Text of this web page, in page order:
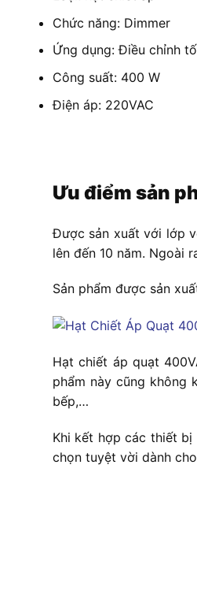
Chức năng: Dimmer
Ứng dụng: Điều chỉnh
Công suất: 400 W
Điện áp: 220VAC
Ưu điểm sản
Được sản xuất với lớp
lên đến 10 năm. Ngoài
Sản phẩm được sản
Hạt chiết áp quạt
phẩm này cũng không
bếp,…
Khi kết hợp các thiết bị
chọn tuyệt vời dành